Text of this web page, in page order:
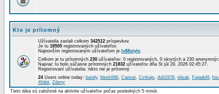
Kto je prítomný
Užívatelia zaslali celkom 342512 príspevkov.
Je tu 18505 registrovaných užívateľov.
Najnovším registrovaným užívateľom je lv88style.
Celkom je tu prítomných 230 užívateľov: 0 registrovaných, 0 skrytých a 230
Najviac tu bolo súčasne prítomných 21832 užívateľov dňa St júl 29, 2026 02:45:27.
Registrovaní užívatelia: nikto nie je prítomný
24 Users online today: bandy, blesk666, Caesar, Cvrkajs, dufi1978, elisak, Fajadefil ,
Xhibit, Zdeny
Tieto dáta sú založené na aktivite užívateľov počas posledných 5 minút.